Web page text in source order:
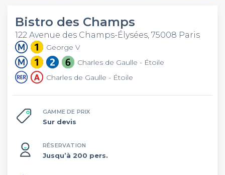
Bistro des Champs
122 Avenue des Champs-Élysées, 75008 Paris
George V
Charles de Gaulle - Étoile
Charles de Gaulle - Étoile
GAMME DE PRIX
Sur devis
RÉSERVATION
Jusqu’à 200 pers.